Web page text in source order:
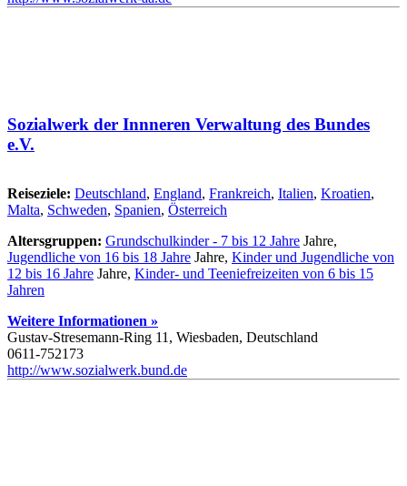
Sozialwerk der Innneren Verwaltung des Bundes
e.V.
Reiseziele: Deutschland, England, Frankreich, Italien, Kroatien,
Malta, Schweden, Spanien, Österreich
Altersgruppen: Grundschulkinder - 7 bis 12 Jahre Jahre,
Jugendliche von 16 bis 18 Jahre Jahre, Kinder und Jugendliche von
12 bis 16 Jahre Jahre, Kinder- und Teeniefreizeiten von 6 bis 15
Jahren
Weitere Informationen »
Gustav-Stresemann-Ring 11, Wiesbaden, Deutschland
0611-752173
http://www.sozialwerk.bund.de